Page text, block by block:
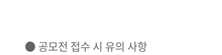
● 공모전 접수 시 유의 사항